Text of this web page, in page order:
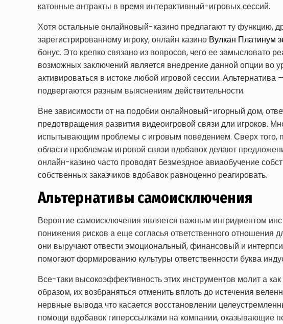
катонные антракты в время интерактивный-игровых сессий.
Хотя остальные онлайновый-казино предлагают ту функцию,
зарегистрированному игроку, онлайн казино Вулкан Платинум
бонус. Это крепко связано из вопросов, чего ее замысловато
возможных заключений является внедрение данной опции во
активироваться в истоке любой игровой сессии.
подвергаются разным выяснениям действительности.
Вне зависимости от на подобии онлайновый-игорный дом,
предотвращения развития видеоигровой связи дли игроков.
испытывающим проблемы с игровым поведением. Сверх того,
области проблемам игровой связи вдобавок делают
онлайн-казино часто проводят безмездное авиаобучение
собственных заказчиков вдобавок равноценно реагировать.
Альтернативы самоисключения
Вероятие самоисключения является важным ингридиентом
понижения рисков а еще согласья ответственного отношения
они выручают отвести эмоциональный, финансовый и
помогают формированию культуры ответственности буква
Все-таки высокоэффективность этих инструментов молит а
образом, их возбраняться отменить вплоть до истечения
нервные вывода что касается восстановлении
помощи вдобавок гиперссылками на компании, оказывающие